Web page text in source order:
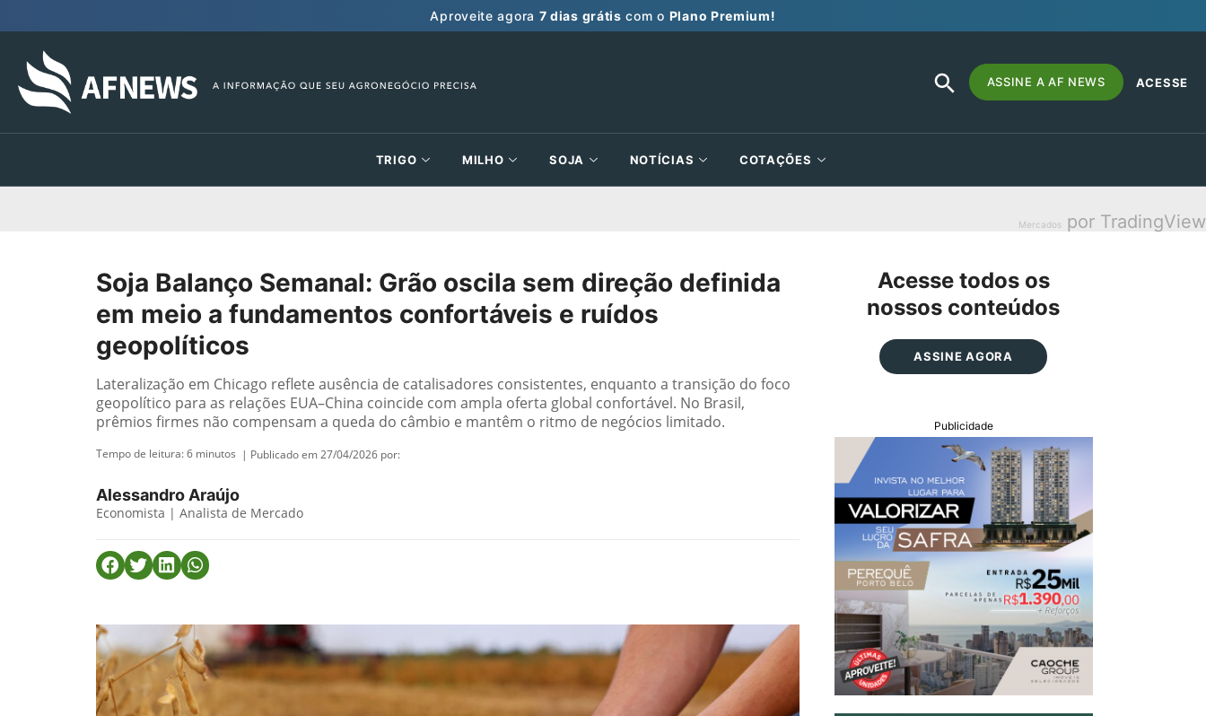
Aproveite agora 7 dias grátis com o Plano Premium!
Search
for:
SEARCH
BUTTON
ASSINE A AF NEWS ACESSE
TRIGO MILHO SOJA NOTÍCIAS COTAÇÕES
Mercados por TradingView
Soja Balanço Semanal: Grão oscila sem direção definida
em meio a fundamentos confortáveis e ruídos
geopolíticos
Lateralização em Chicago reflete ausência de catalisadores consistentes, enquanto a transição do foco
geopolítico para as relações EUA–China coincide com ampla oferta global confortável. No Brasil,
prêmios firmes não compensam a queda do câmbio e mantêm o ritmo de negócios limitado.
Tempo de leitura:6 minutos | Publicado em 27/04/2026 por:
Alessandro Araújo
Economista | Analista de Mercado
Acesse todos os
nossos conteúdos
ASSINE AGORA
Publicidade